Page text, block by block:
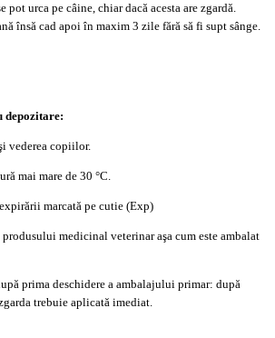
pot urca pe câine, chiar dacă acesta are zgardă.
însă cad apoi în maxim 3 zile fără să fi supt sânge.
depozitare:
vederea copiilor.
mai mare de 30 °C.
marcată pe cutie (Exp)
medicinal veterinar aşa cum este ambalat
prima deschidere a ambalajului primar: după
trebuie aplicată imediat.